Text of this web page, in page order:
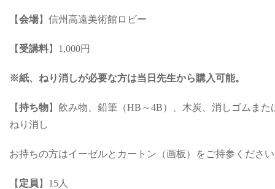
【会場】信州高遠美術館ロビー
【 受講料】1,000円
※紙、ねり消しが必要な方は当日先生から購入可能。
【持ち物】飲み物、鉛筆（HB～4B）、木炭、消しゴムまた
ねり消し
お持ちの方はイーゼルとカートン（画板）をご持参くださ
【 定員 】15人